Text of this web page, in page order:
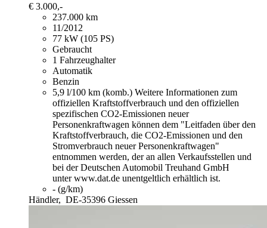
€ 3.000,-
237.000 km
11/2012
77 kW (105 PS)
Gebraucht
1 Fahrzeughalter
Automatik
Benzin
5,9 l/100 km (komb.) Weitere Informationen zum
offiziellen Kraftstoffverbrauch und den offiziellen
spezifischen CO2-Emissionen neuer
Personenkraftwagen können dem "Leitfaden über den
Kraftstoffverbrauch, die CO2-Emissionen und den
Stromverbrauch neuer Personenkraftwagen"
entnommen werden, der an allen Verkaufsstellen und
bei der Deutschen Automobil Treuhand GmbH
unter www.dat.de unentgeltlich erhältlich ist.
- (g/km)
Händler, DE-35396 Giessen